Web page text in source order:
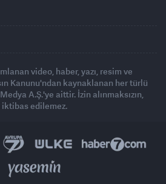
video, haber, yazı, resim ve
Kanunu'ndan kaynaklanan her türlü
A.Ş.'ye aittir. İzin alınmaksızın,
edilemez.